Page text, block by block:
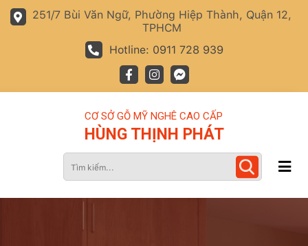
251/7 Bùi Văn Ngữ, Phường Hiệp Thành, Quận 12,
TPHCM
Hotline: 0911 728 939
CƠ SỞ GỖ MỸ NGHÊ CAO CẤP
HÙNG THỊNH PHÁT